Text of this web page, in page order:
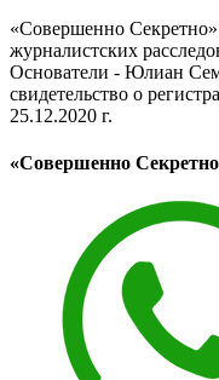
«Совершенно
журналистских
Основатели - Юлиан
свидетельство о
25.12.2020 г.
«Совершенно